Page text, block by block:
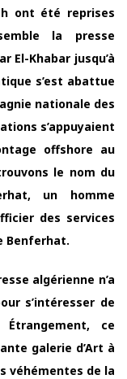
ont été reprises
la presse
El-Khabar jusqu’à
s’est abattue
nationale des
s’appuyaient
offshore au
le nom du
un homme
des services
Benferhat.
algérienne n’a
s’intéresser de
ce
galerie d’Art à
véhémentes de la